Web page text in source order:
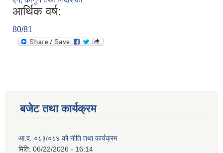
आर्थिक वर्ष:
80/81
बजेट तथा कार्यक्रम
आ.व. ०८३/०८४ को नीति तथा कार्यक्रम
मिति: 06/22/2026 - 16:14